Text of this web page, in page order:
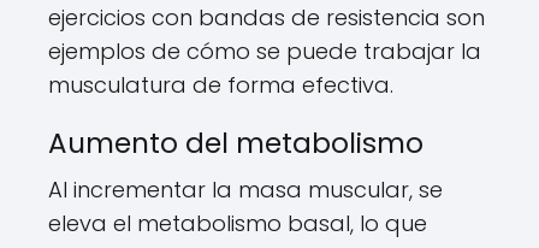
ejercicios con bandas de resistencia son
ejemplos de cómo se puede trabajar la
musculatura de forma efectiva.
Aumento del metabolismo
Al incrementar la masa muscular, se
eleva el metabolismo basal, lo que